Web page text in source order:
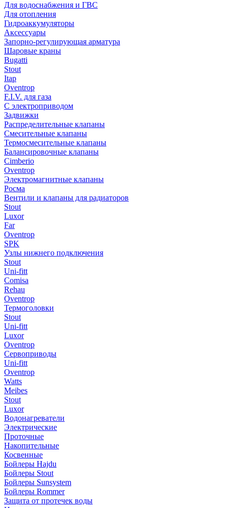
Для водоснабжения и ГВС
Для отопления
Гидроаккумуляторы
Аксессуары
Запорно-регулирующая арматура
Шаровые краны
Bugatti
Stout
Itap
Oventrop
F.I.V. для газа
С электроприводом
Задвижки
Распределительные клапаны
Cмесительные клапаны
Термосмесительные клапаны
Балансировочные клапаны
Cimberio
Oventrop
Электромагнитные клапаны
Росма
Вентили и клапаны для радиаторов
Stout
Luxor
Far
Oventrop
SPK
Узлы нижнего подключения
Stout
Uni-fitt
Comisa
Rehau
Oventrop
Термоголовки
Stout
Uni-fitt
Luxor
Oventrop
Сервоприводы
Uni-fitt
Oventrop
Watts
Meibes
Stout
Luxor
Водонагреватели
Электрические
Проточные
Накопительные
Косвенные
Бойлеры Hajdu
Бойлеры Stout
Бойлеры Sunsystem
Бойлеры Rommer
Защита от протечек воды